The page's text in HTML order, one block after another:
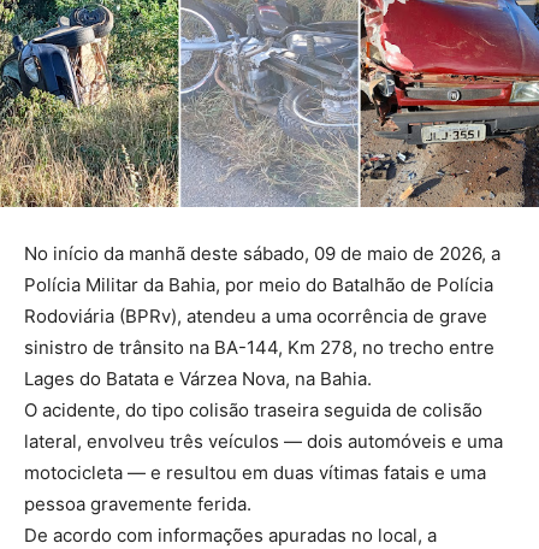
No início da manhã deste sábado, 09 de maio de 2026, a
Polícia Militar da Bahia, por meio do Batalhão de Polícia
Rodoviária (BPRv), atendeu a uma ocorrência de grave
sinistro de trânsito na BA-144, Km 278, no trecho entre
Lages do Batata e Várzea Nova, na Bahia.
O acidente, do tipo colisão traseira seguida de colisão
lateral, envolveu três veículos — dois automóveis e uma
motocicleta — e resultou em duas vítimas fatais e uma
pessoa gravemente ferida.
De acordo com informações apuradas no local, a